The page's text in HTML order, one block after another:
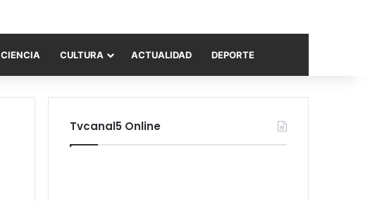
CIENCIA CULTURA ACTUALIDAD DEPORTE
Tvcanal5 Online